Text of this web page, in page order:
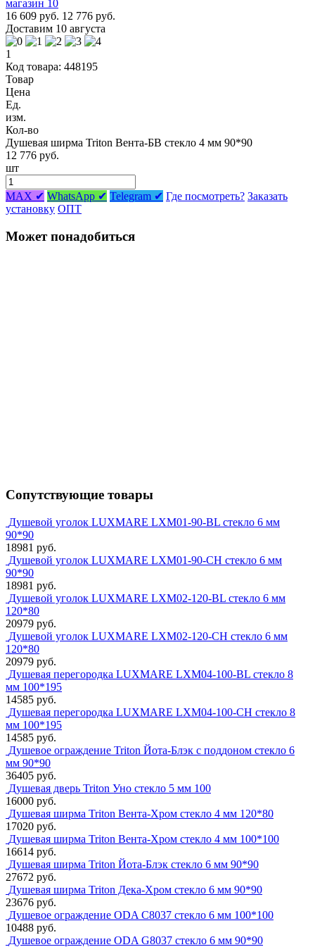
16 609 руб. 12 776 руб.
Доставим 10 августа
1
Код товара: 448195
Товар
Цена
Ед.
изм.
Кол-во
Душевая ширма Triton Вента-БВ стекло 4 мм 90*90
12 776 руб.
шт
MAX ✔ WhatsApp ✔ Telegram ✔ Где посмотреть? Заказать
установку ОПТ
Может понадобиться
Сопутствующие товары
Душевой уголок LUXMARE LXM01-90-BL стекло 6 мм
90*90
18981 руб.
Душевой уголок LUXMARE LXM01-90-CH стекло 6 мм
90*90
18981 руб.
Душевой уголок LUXMARE LXM02-120-BL стекло 6 мм
120*80
20979 руб.
Душевой уголок LUXMARE LXM02-120-CH стекло 6 мм
120*80
20979 руб.
Душевая перегородка LUXMARE LXM04-100-BL стекло 8
мм 100*195
14585 руб.
Душевая перегородка LUXMARE LXM04-100-CH стекло 8
мм 100*195
14585 руб.
Душевое ограждение Triton Йота-Блэк с поддоном стекло 6
мм 90*90
36405 руб.
Душевая дверь Triton Уно стекло 5 мм 100
16000 руб.
Душевая ширма Triton Вента-Хром стекло 4 мм 120*80
17020 руб.
Душевая ширма Triton Вента-Хром стекло 4 мм 100*100
16614 руб.
Душевая ширма Triton Йота-Блэк стекло 6 мм 90*90
27672 руб.
Душевая ширма Triton Дека-Хром стекло 6 мм 90*90
23676 руб.
Душевое ограждение ODA C8037 стекло 6 мм 100*100
10488 руб.
Душевое ограждение ODA G8037 стекло 6 мм 90*90